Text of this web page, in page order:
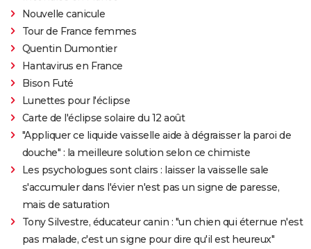
Nouvelle canicule
Tour de France femmes
Quentin Dumontier
Hantavirus en France
Bison Futé
Lunettes pour l'éclipse
Carte de l'éclipse solaire du 12 août
"Appliquer ce liquide vaisselle aide à dégraisser la paroi de
douche" : la meilleure solution selon ce chimiste
Les psychologues sont clairs : laisser la vaisselle sale
s'accumuler dans l'évier n'est pas un signe de paresse,
mais de saturation
Tony Silvestre, éducateur canin : "un chien qui éternue n'est
pas malade, c'est un signe pour dire qu'il est heureux"